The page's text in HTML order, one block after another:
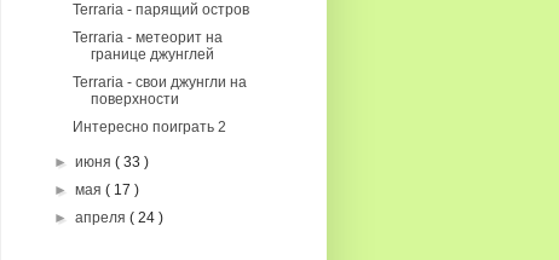
Terraria - парящий остров
Terraria - метеорит на
границе джунглей
Terraria - свои джунгли на
поверхности
Интересно поиграть 2
►июня( 33 )
►мая( 17 )
►апреля( 24 )